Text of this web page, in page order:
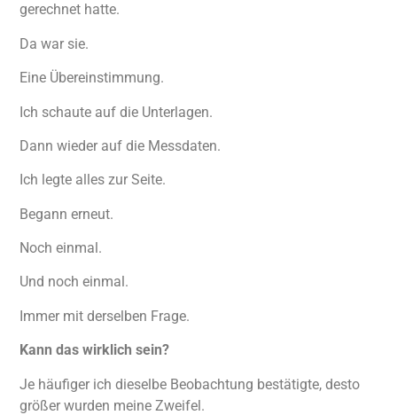
gerechnet hatte.
Da war sie.
Eine Übereinstimmung.
Ich schaute auf die Unterlagen.
Dann wieder auf die Messdaten.
Ich legte alles zur Seite.
Begann erneut.
Noch einmal.
Und noch einmal.
Immer mit derselben Frage.
Kann das wirklich sein?
Je häufiger ich dieselbe Beobachtung bestätigte, desto
größer wurden meine Zweifel.